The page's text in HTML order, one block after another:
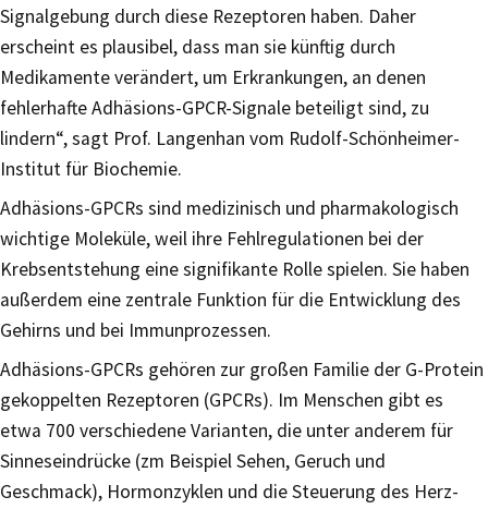
Signalgebung durch diese Rezeptoren haben. Daher
erscheint es plausibel, dass man sie künftig durch
Medikamente verändert, um Erkrankungen, an denen
fehlerhafte Adhäsions-GPCR-Signale beteiligt sind, zu
lindern“, sagt Prof. Langenhan vom Rudolf-Schönheimer-
Institut für Biochemie.
Adhäsions-GPCRs sind medizinisch und pharmakologisch
wichtige Moleküle, weil ihre Fehlregulationen bei der
Krebsentstehung eine signifikante Rolle spielen. Sie haben
außerdem eine zentrale Funktion für die Entwicklung des
Gehirns und bei Immunprozessen.
Adhäsions-GPCRs gehören zur großen Familie der G-Protein
gekoppelten Rezeptoren (GPCRs). Im Menschen gibt es
etwa 700 verschiedene Varianten, die unter anderem für
Sinneseindrücke (zm Beispiel Sehen, Geruch und
Geschmack), Hormonzyklen und die Steuerung des Herz-